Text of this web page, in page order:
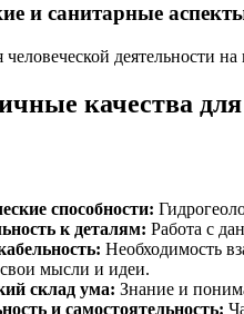
и санитарные
деятельности
качества для
способности:
к деталям: Работа с
Необходимость
мысли и идеи.
склад ума: Знание и
и самостоятельность: